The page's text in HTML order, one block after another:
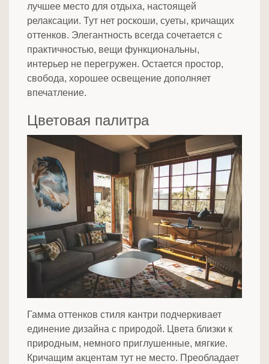
лучшее место для отдыха, настоящей
релаксации. Тут нет роскоши, суеты, кричащих
оттенков. Элегантность всегда сочетается с
практичностью, вещи функциональны,
интерьер не перегружен. Остается простор,
свобода, хорошее освещение дополняет
впечатление.
Цветовая палитра
Гамма оттенков стиля кантри подчеркивает
единение дизайна с природой. Цвета близки к
природным, немного приглушенные, мягкие.
Кричащим акцентам тут не место. Преобладает